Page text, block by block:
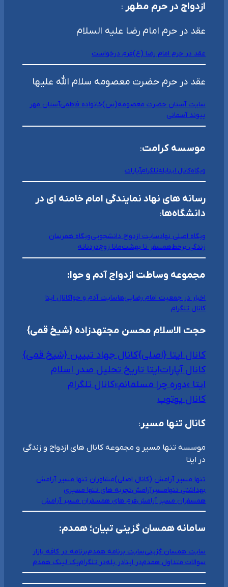
ازدواج در حرم مطهر :
عقد در حرم امام رضا علیه السلام
عقد در حرم امام رضا (ع)فرم درخواست
عقد در حرم حضرت معصومه سلام الله علیها
سایت آستان حضرت معصومه(س)خانواده فاطمیآستان مهر
پیوند آسمانی
موسسه کرامت:
وبگاهکانال ایتابلهتلگرامآپارات
رسانه های نهاد نمایندگی امام خامنه ای در
دانشگاه‌ها:
وبگاه اصلی نهادسایت ازدواج دانشجوییوبگاه همرسان
زندگی برخطهمسفر تا بهشتمانا زوجدردنانه
مجموعه وساطت ازدواج آدم و حوا:
اخبار در جمعیت امام رضایی‌هاسایت آدم و حواکانال ایتا
کانال تلگرام
حجت الاسلام محسن مجتهدزاده {شیخ قمی}
کانال ایتا {اصلی}کانال جهاد تبیین {شیخ قمی}
کانال آپاراتایتا تاریخ تحلیل صدر اسلام
ایتا «دوره چرا مسلمانم»کانال تلگرام
کانال یوتوب
کانال تنها مسیر:
موسسه تنها مسیر و مجموعه کانال های ازدواج و زندگی
در ایتا
تنها مسیر آرامش (کانال اصلی)مشاوران تنها مسیر آرامش
بهداشتی تنهامسیرآرامشتجربه های تنها مسیری
همسفران مسیر آرامشفرم های همسفران مسیر آرامش
سامانه همسان گزینی تبیان؛ همدم:
سایت همسان گزینیسایت برنامه همدمبرنامه در کافه بازار
سوالات متداول همدمدر ایتادر بلهدر تلگرامیک لینک همدم